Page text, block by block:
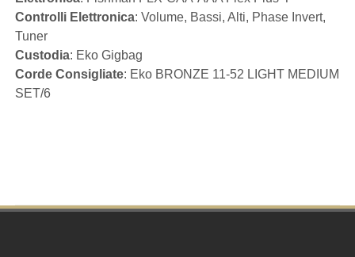
Controlli Elettronica: Volume, Bassi, Alti, Phase Invert,
Tuner
Custodia: Eko Gigbag
Corde Consigliate: Eko BRONZE 11-52 LIGHT MEDIUM
SET/6